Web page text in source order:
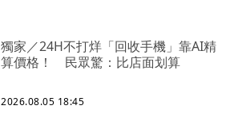
獨家／24H不打烊「回收手機」靠AI精
算價格！ 民眾驚：比店面划算
2026.08.05 18:45